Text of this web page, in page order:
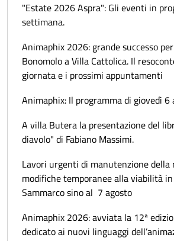
"Estate 2026 Aspra": Gli eventi in
settimana.
Animaphix 2026: grande successo
Bonomolo a Villa Cattolica. Il
giornata e i prossimi appuntamenti
Animaphix: Il programma di giovedì 6
A villa Butera la presentazione del
diavolo" di Fabiano Massimi.
Lavori urgenti di manutenzione della
modifiche temporanee alla viabilità
Sammarco sino al 7 agosto
Animaphix 2026: avviata la 12ª
dedicato ai nuovi linguaggi